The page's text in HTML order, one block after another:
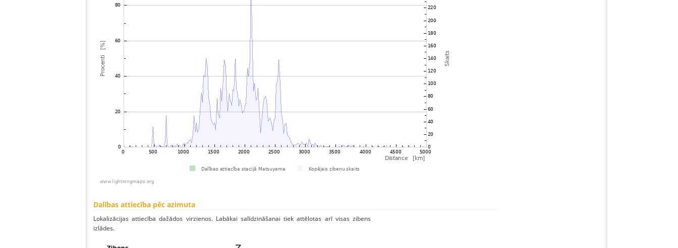
Dalības attiecība pēc azimuta
Lokalizācijas attiecība dažādos virzienos. Labākai salīdzināšanai tiek attēlotas arī visas zibens
izlādes.